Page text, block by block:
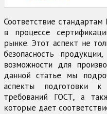
Соответствие
в процессе
рынке. Этот аспект не
безопасность
возможности для
данной статье мы
аспекты подготовки
требований ГОСТ, а
которые дает